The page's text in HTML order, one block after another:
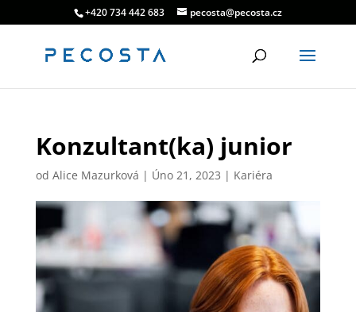
+420 734 442 683 pecosta@pecosta.cz
Konzultant(ka) junior
od Alice Mazurková | Úno 21, 2023 | Kariéra